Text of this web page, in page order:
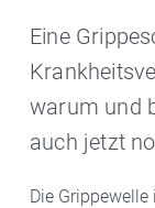
Eine
warum und
auch jetzt
Die